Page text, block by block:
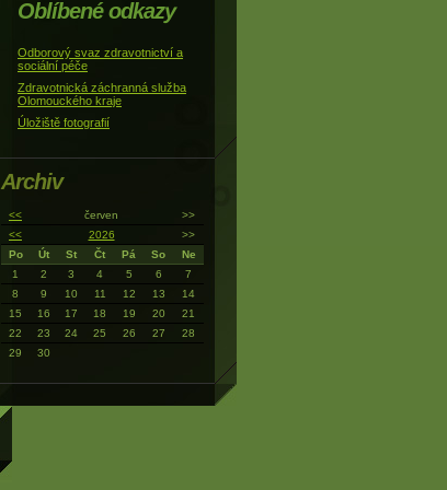
Oblíbené odkazy
Odborový svaz zdravotnictví a
sociální péče
Zdravotnická záchranná služba
Olomouckého kraje
Úložiště fotografií
Archiv
<< červen
>>
<<
2026
>>
Po
Út St Čt Pá So
Ne
1
2 3 4 5 6
7
8
9 10 11 12 13
14
15
16 17 18 19 20
21
22
23 24 25 26 27
28
29
30